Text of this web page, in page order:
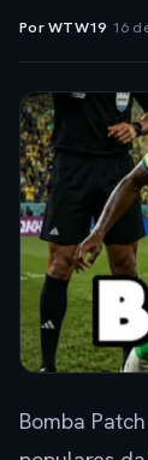
Por WTW19· 16
Bomba